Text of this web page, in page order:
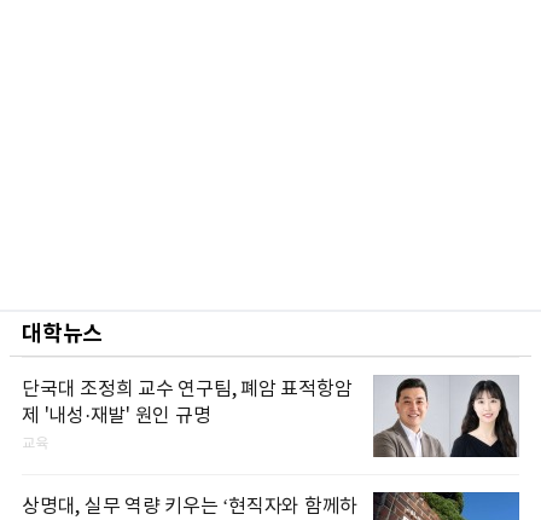
대학뉴스
단국대 조정희 교수 연구팀, 폐암 표적항암
제 '내성·재발' 원인 규명
교육
상명대, 실무 역량 키우는 ‘현직자와 함께하